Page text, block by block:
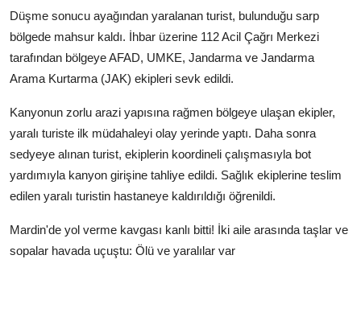
Düşme sonucu ayağından yaralanan turist, bulunduğu sarp
bölgede mahsur kaldı. İhbar üzerine 112 Acil Çağrı Merkezi
tarafından bölgeye AFAD, UMKE, Jandarma ve Jandarma
Arama Kurtarma (JAK) ekipleri sevk edildi.
Kanyonun zorlu arazi yapısına rağmen bölgeye ulaşan ekipler,
yaralı turiste ilk müdahaleyi olay yerinde yaptı. Daha sonra
sedyeye alınan turist, ekiplerin koordineli çalışmasıyla bot
yardımıyla kanyon girişine tahliye edildi. Sağlık ekiplerine teslim
edilen yaralı turistin hastaneye kaldırıldığı öğrenildi.
Mardin'de yol verme kavgası kanlı bitti! İki aile arasında taşlar ve
sopalar havada uçuştu: Ölü ve yaralılar var